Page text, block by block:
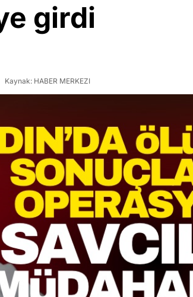
girdi
Kaynak: HABER MERKEZI